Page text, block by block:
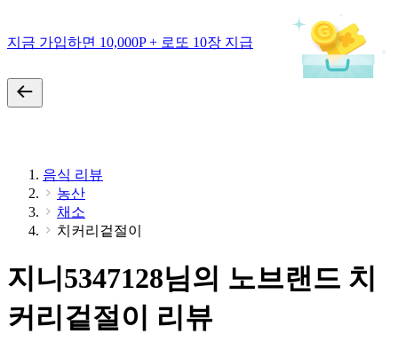
지금 가입하면 10,000P + 로또 10장 지급
음식 리뷰
농산
채소
치커리겉절이
지니5347128님의 노브랜드 치
커리겉절이 리뷰